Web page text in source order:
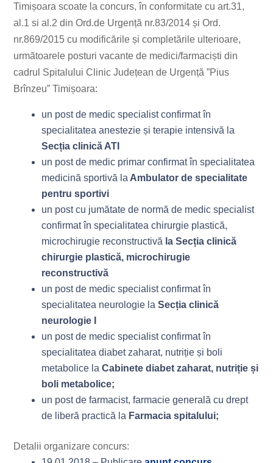
Timișoara scoate la concurs, în conformitate cu art.31,
al.1 si al.2 din Ord.de Urgență nr.83/2014 și Ord.
nr.869/2015 cu modificările și completările ulterioare,
următoarele posturi vacante de medici/farmaciști din
cadrul Spitalului Clinic Județean de Urgență ”Pius
Brînzeu” Timișoara:
un post de medic specialist confirmat în
specialitatea anestezie și terapie intensivă la
Secția clinică ATI
un post de medic primar confirmat în specialitatea
medicină sportivă la Ambulator de specialitate
pentru sportivi
un post cu jumătate de normă de medic specialist
confirmat în specialitatea chirurgie plastică,
microchirugie reconstructivă la Secția clinică
chirurgie plastică, microchirugie
reconstructivă
un post de medic specialist confirmat în
specialitatea neurologie laSecția clinică
neurologie I
un post de medic specialist confirmat în
specialitatea diabet zaharat, nutriție și boli
metabolice laCabinete diabet zaharat, nutriție și
boli metabolice;
un post de farmacist, farmacie generală cu drept
de liberă practică la Farmacia spitalului;
Detalii organizare concurs: